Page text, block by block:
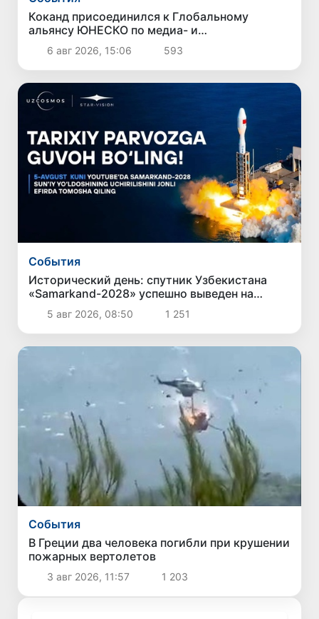
Коканд присоединился к Глобальному
альянсу ЮНЕСКО по медиа- и
информационной грамотности
6 авг 2026, 15:06 593
Cобытия
Исторический день: спутник Узбекистана
«Samarkand-2028» успешно выведен на
орбиту5 авг 2026, 08:50 1 251
Cобытия
В Греции два человека погибли при крушении
пожарных вертолетов
3 авг 2026, 11:57 1 203